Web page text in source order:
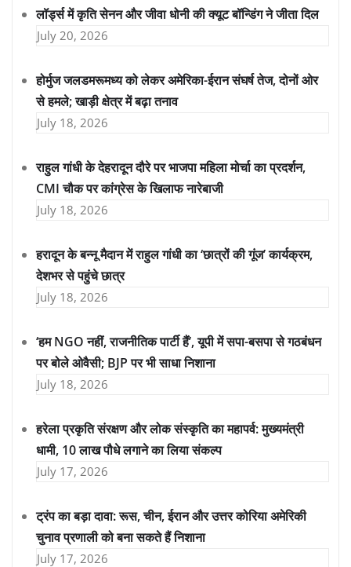
लॉर्ड्स में कृति सेनन और जीवा धोनी की क्यूट बॉन्डिंग ने जीता दिल
July 20, 2026
होर्मुज जलडमरूमध्य को लेकर अमेरिका-ईरान संघर्ष तेज, दोनों ओर
से हमले; खाड़ी क्षेत्र में बढ़ा तनाव
July 18, 2026
राहुल गांधी के देहरादून दौरे पर भाजपा महिला मोर्चा का प्रदर्शन,
CMI चौक पर कांग्रेस के खिलाफ नारेबाजी
July 18, 2026
हरादून के बन्नू मैदान में राहुल गांधी का ‘छात्रों की गूंज’ कार्यक्रम,
देशभर से पहुंचे छात्र
July 18, 2026
‘हम NGO नहीं, राजनीतिक पार्टी हैं’, यूपी में सपा-बसपा से गठबंधन
पर बोले ओवैसी; BJP पर भी साधा निशाना
July 18, 2026
हरेला प्रकृति संरक्षण और लोक संस्कृति का महापर्व: मुख्यमंत्री
धामी, 10 लाख पौधे लगाने का लिया संकल्प
July 17, 2026
ट्रंप का बड़ा दावा: रूस, चीन, ईरान और उत्तर कोरिया अमेरिकी
चुनाव प्रणाली को बना सकते हैं निशाना
July 17, 2026